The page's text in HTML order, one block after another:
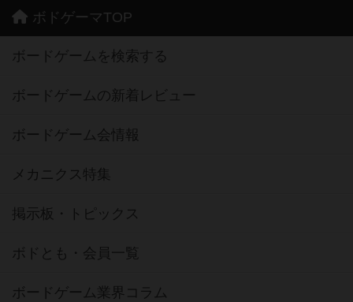
ボドゲーマTOP
ボードゲームを検索する
ボードゲームの新着レビュー
ボードゲーム会情報
メカニクス特集
掲示板・トピックス
ボドとも・会員一覧
ボードゲーム業界コラム